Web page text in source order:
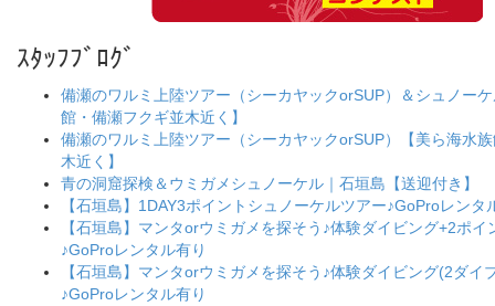
ｽﾀｯﾌﾌﾞﾛｸﾞ
備瀬のワルミ上陸ツアー（シーカヤックorSUP）＆シュノー
館・備瀬フクギ並木近く】
備瀬のワルミ上陸ツアー（シーカヤックorSUP）【美ら海水
木近く】
青の洞窟探検＆ウミガメシュノーケル｜石垣島【送迎付き】
【石垣島】1DAY3ポイントシュノーケルツアー♪GoProレンタ
【石垣島】マンタorウミガメを探そう♪体験ダイビング+2ポイ
♪GoProレンタル有り
【石垣島】マンタorウミガメを探そう♪体験ダイビング(2ダイ
♪GoProレンタル有り